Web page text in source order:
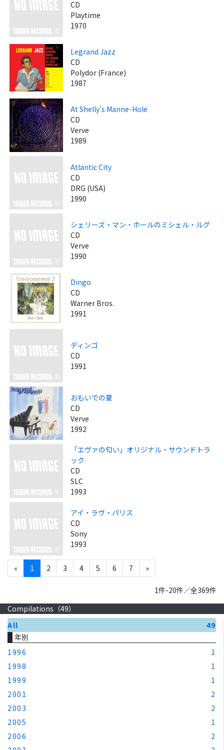
CD
Playtime
1970
Legrand Jazz
CD
Polydor (France)
1987
At Shelly's Manne-Hole
CD
Verve
1989
Atlantic City
CD
DRG (USA)
1990
シェリーズ・マン・ホールのミシェル・ルグ
CD
Verve
1990
Dingo
CD
Warner Bros.
1991
ディンゴ
CD
1991
おもいでの夏
CD
Verve
1992
「エヴァの匂い」オリジナル・サウンドトラ
ック
CD
SLC
1993
アイ・ラヴ・パリス
CD
Sony
1993
« 1 2 3 4 5 6 7 »
1件-20件／全369件
Compilations（49）
All
49
年別
1996
1
1998
1
1999
1
2001
2
2003
2
2005
1
2006
2